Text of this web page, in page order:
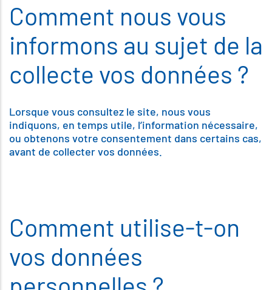
Comment nous vous
informons au sujet de la
collecte vos données ?
Lorsque vous consultez le site, nous vous
indiquons, en temps utile, l’information nécessaire,
ou obtenons votre consentement dans certains cas,
avant de collecter vos données.
Comment utilise-t-on
vos données